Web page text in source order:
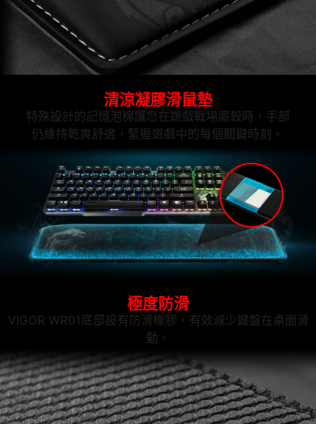
清涼凝膠滑鼠墊
特殊設計的記憶泡棉讓您在遊戲戰場廝殺時，手部
仍維持乾爽舒適，緊握遊戲中的每個關鍵時刻。
極度防滑
VIGOR WR01底部設有防滑橡膠，有效減少鍵盤在桌面滑
動。